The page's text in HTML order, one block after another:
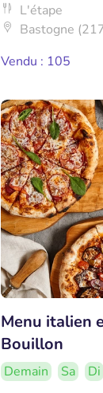
L'étape
Bastogne
Vendu : 105
Menu italien
Bouillon
Demain Sa Di